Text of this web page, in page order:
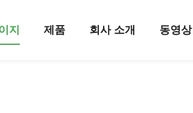
지 제품 회사 소개 동영상